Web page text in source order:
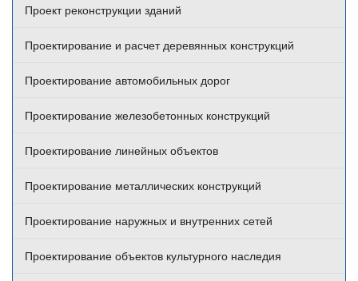
Проект реконструкции зданий
Проектирование и расчет деревянных конструкций
Проектирование автомобильных дорог
Проектирование железобетонных конструкций
Проектирование линейных объектов
Проектирование металлических конструкций
Проектирование наружных и внутренних сетей
Проектирование объектов культурного наследия